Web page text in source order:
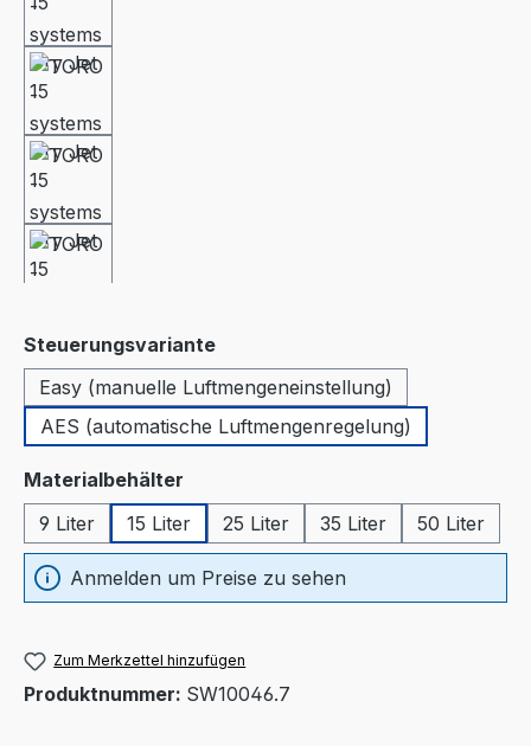
Steuerungsvarianteauswählen
Easy (manuelle Luftmengeneinstellung)
AES (automatische Luftmengenregelung)
Materialbehälter
9 Liter
15 Liter 25 Liter 35 Liter 50 Liter
Anmelden um Preise zu sehen
Zum Merkzettel hinzufügen
Produktnummer: SW10046.7